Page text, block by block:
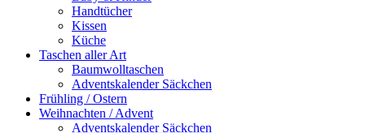
Handtücher
Kissen
Küche
Taschen aller Art
Baumwolltaschen
Adventskalender Säckchen
Frühling / Ostern
Weihnachten / Advent
Adventskalender Säckchen